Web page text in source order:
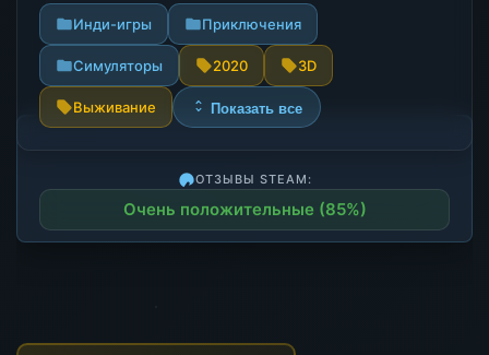
Инди-игры Приключения
Симуляторы 2020 3D
Выживание Показать все
ОТЗЫВЫ STEAM:
Очень положительные (85%)